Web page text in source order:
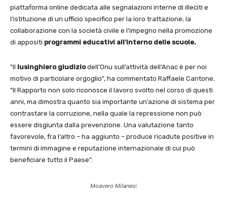
piattaforma online dedicata alle segnalazioni interne di illeciti e
l’istituzione di un ufficio specifico per la loro trattazione; la
collaborazione con la società civile e l’impegno nella promozione
di appositi programmi educativi all’interno delle scuole.
”Il lusinghiero giudiziodell’Onu sull’attività dell’Anac è per noi
motivo di particolare orgoglio”, ha commentato Raffaele Cantone.
”Il Rapporto non solo riconosce il lavoro svolto nel corso di questi
anni, ma dimostra quanto sia importante un’azione di sistema per
contrastare la corruzione, nella quale la repressione non può
essere disgiunta dalla prevenzione. Una valutazione tanto
favorevole, fra l’altro – ha aggiunto – produce ricadute positive in
termini di immagine e reputazione internazionale di cui può
beneficiare tutto il Paese”.
Moavero Milanesi